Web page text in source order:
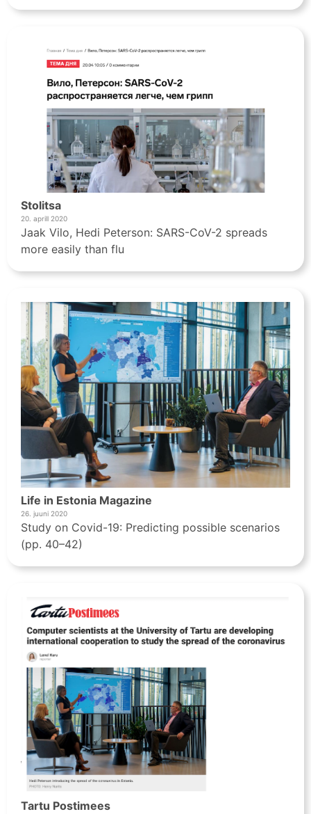
Stolitsa
20. aprill 2020
Jaak Vilo, Hedi Peterson: SARS-CoV-2 spreads
more easily than flu
Life in Estonia Magazine
26. juuni 2020
Study on Covid-19: Predicting possible scenarios
(pp. 40–42)
Tartu Postimees